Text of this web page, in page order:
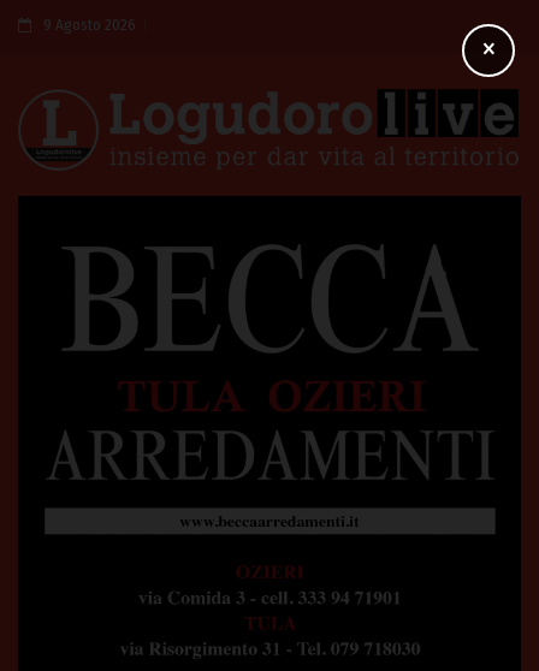
9 Agosto 2026
×